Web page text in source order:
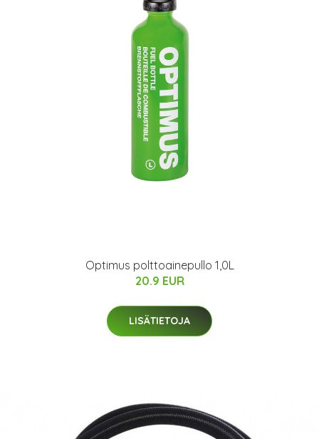
Optimus polttoainepullo 1,0L
20.9 EUR
LISÄTIETOJA